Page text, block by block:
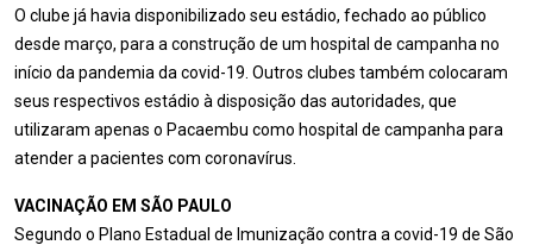
O clube já havia disponibilizado seu estádio, fechado ao público
desde março, para a construção de um hospital de campanha no
início da pandemia da covid-19. Outros clubes também colocaram
seus respectivos estádio à disposição das autoridades, que
utilizaram apenas o Pacaembu como hospital de campanha para
atender a pacientes com coronavírus.
VACINAÇÃO EM SÃO PAULO
Segundo o Plano Estadual de Imunização contra a covid-19 de São